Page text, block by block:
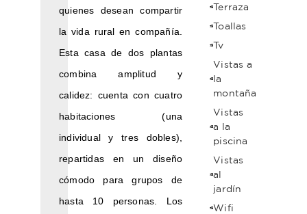
quienes desean compartir
la vida rural en compañía.
Esta casa de dos plantas
combina amplitud y
calidez: cuenta con cuatro
habitaciones (una
individual y tres dobles),
repartidas en un diseño
cómodo para grupos de
hasta 10 personas. Los
Terraza
Toallas
Tv
Vistas a
la
montaña
Vistas
a la
piscina
Vistas
al
jardín
Wifi